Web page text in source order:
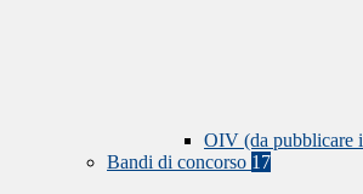
OIV (da pubblicare
Bandi di concorso 17